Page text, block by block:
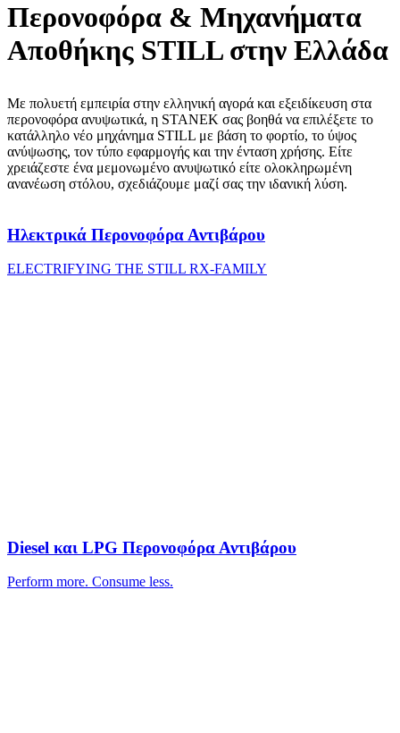
Περονοφόρα & Μηχανήματα
Αποθήκης STILL στην Ελλάδα
Με πολυετή εμπειρία στην ελληνική αγορά και εξειδίκευση στα
περονοφόρα ανυψωτικά, η STANEK σας βοηθά να επιλέξετε το
κατάλληλο νέο μηχάνημα STILL με βάση το φορτίο, το ύψος
ανύψωσης, τον τύπο εφαρμογής και την ένταση χρήσης. Είτε
χρειάζεστε ένα μεμονωμένο ανυψωτικό είτε ολοκληρωμένη
ανανέωση στόλου, σχεδιάζουμε μαζί σας την ιδανική λύση.
Ηλεκτρικά Περονοφόρα Αντιβάρου
ELECTRIFYING THE STILL RX-FAMILY
Diesel και LPG Περονοφόρα Αντιβάρου
Perform more. Consume less.